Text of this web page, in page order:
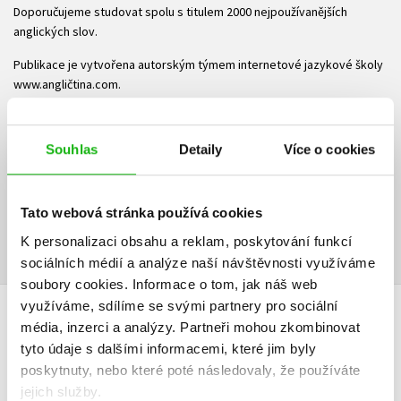
Souhlas Detaily Více o cookies
Tato webová stránka používá cookies
K personalizaci obsahu a reklam, poskytování funkcí
sociálních médií a analýze naší návštěvnosti využíváme
soubory cookies. Informace o tom, jak náš web
využíváme, sdílíme se svými partnery pro sociální
média, inzerci a analýzy. Partneři mohou zkombinovat
tyto údaje s dalšími informacemi, které jim byly
poskytnuty, nebo které poté následovaly, že používáte
jejich služby.
Doporučujeme studovat spolu s titulem 2000 nejpoužívanějších
anglických slov.
Publikace je vytvořena autorským týmem internetové jazykové školy
www.angličtina.com.
Autoři projektu pod vedením Petra Špirka a Karla Jamese Pratera mají
již více než desetileté zkušenosti s výukou angličtiny. Své poznatky
(audio, video, animace, interaktivní cvičení) speciálně určené pro
HODNOCENÍ ČTENÁŘŮ
V současné době nejsou vytvořena žádná uživatelská hodnocení.